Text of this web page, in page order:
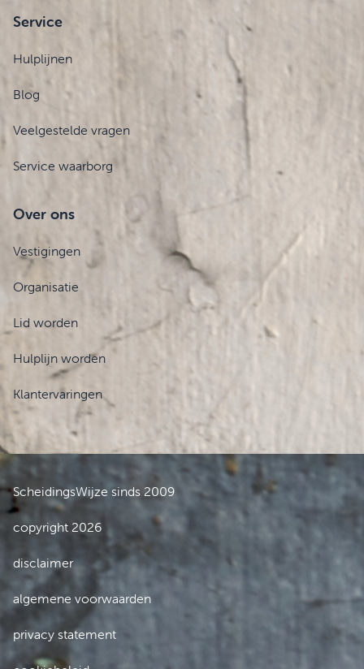
Service
Hulplijnen
Blog
Veelgestelde vragen
Service waarborg
Over ons
Vestigingen
Organisatie
Lid worden
Hulplijn worden
Klantervaringen
ScheidingsWijze sinds 2009
copyright 2026
disclaimer
algemene voorwaarden
privacy statement